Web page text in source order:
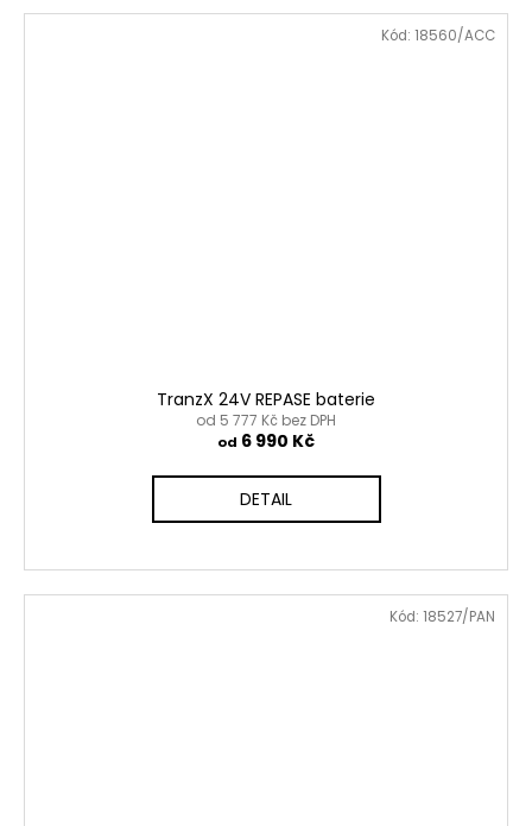
TranzX 24V REPASE baterie
od 5 777 Kč bez DPH
od 6 990 Kč
DETAIL
Kód: 18560/ACC
Kód: 18527/PAN